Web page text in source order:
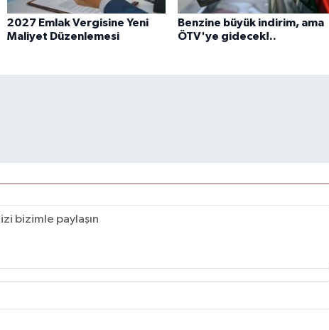
2027 Emlak Vergisine Yeni
Maliyet Düzenlemesi
Benzine büyük indirim, ama
ÖTV'ye gidecek!..